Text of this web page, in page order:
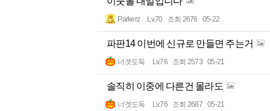
Parkerz Lv.70 조회 2676 05-22
파판14 이번에 신규로 만들면 주는거
너겟도둑 Lv.76 조회 2573 05-21
솔직히 이중에 다른건 몰라도
너겟도둑 Lv.76 조회 2687 05-21